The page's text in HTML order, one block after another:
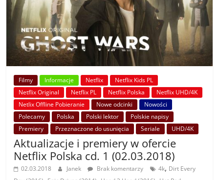
Filmy Informacje Netflix
Netflix Kids PL
Netflix Original
Netflix PL Netflix Polska
Netflix UHD/4K
Netlix Offline Pobieranie
Nowe odcinki
Nowości
Polecamy
Polska Polski lektor
Polskie napisy
Premiery
Przeznaczone do usunięcia Seriale UHD/4K
Aktualizacje i premiery w ofercie
Netflix Polska cd. 1 (02.03.2018)
02.03.2018 Janek Brak komentarzy 4k, Dirt Every